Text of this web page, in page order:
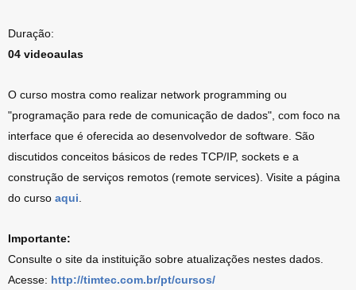
Duração:
04 videoaulas
O curso mostra como realizar network programming ou
"programação para rede de comunicação de dados", com foco na
interface que é oferecida ao desenvolvedor de software. São
discutidos conceitos básicos de redes TCP/IP, sockets e a
construção de serviços remotos (remote services). Visite a página
do curso aqui
Importante:
Consulte o site da instituição sobre atualizações nestes dados.
Acesse: http://timtec.com.br/pt/cursos/